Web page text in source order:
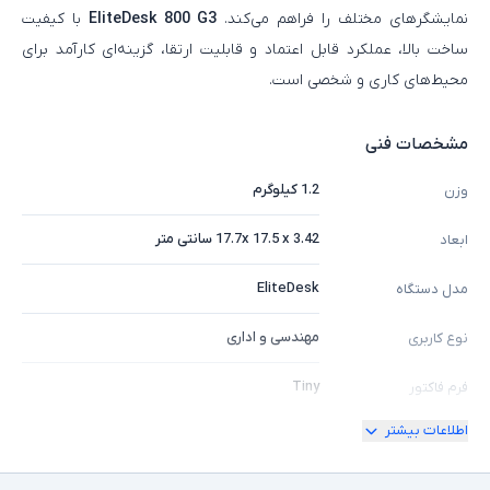
نمایشگرهای مختلف را فراهم می‌کند. EliteDesk 800 G3 با کیفیت
ساخت بالا، عملکرد قابل‌ اعتماد و قابلیت ارتقا، گزینه‌ای کارآمد برای
محیط‌های کاری و شخصی است.
مشخصات فنی
وزن 1.2 کیلوگرم
ابعاد 17.7x 17.5 x 3.42 سانتی متر
مدل دستگاه EliteDesk
نوع کاربری مهندسی و اداری
فرم فاکتور Tiny
مشخصات پردازنده
اطلاعات بیشتر